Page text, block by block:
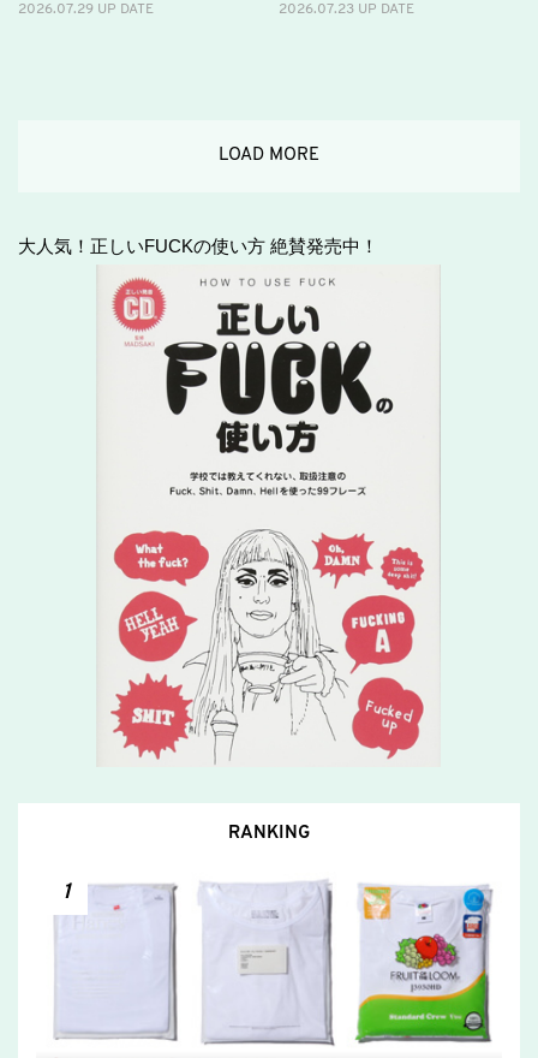
2026.07.29 UP DATE 2026.07.23 UP DATE
LOAD MORE
大人気！正しいFUCKの使い方 絶賛発売中！
RANKING
1